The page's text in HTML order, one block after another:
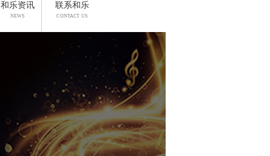
和乐资讯
NEWS
联系和乐
CONTACT US